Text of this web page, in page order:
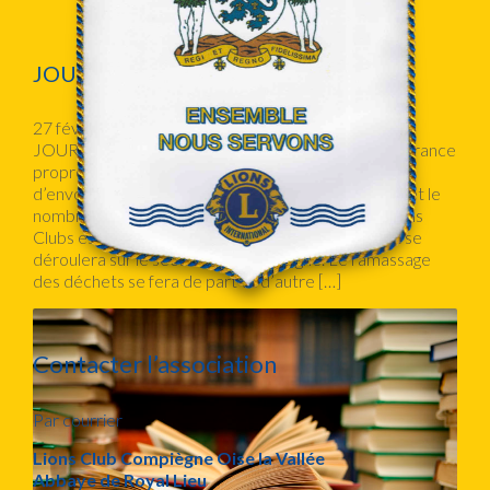
JOURNEE ENVIRONNEMENT
27 février 2018
JOURNEE DE L’ENVIRONNEMENT « Hauts de France
propres » cette mobilisation vous intéresse merci
d’envoyer votre inscription avec vos coordonnées et le
nombre de personnes sur njcash@hotmail.fr Le Lions
Clubs est associé à la fédération des chasseurs, et se
déroulera sur le secteur de Compiègne. Le ramassage
des déchets se fera de part et d’autre […]
Contacter l’association
Par courrier
Lions Club Compiègne Oise la Vallée
Abbaye de Royal Lieu